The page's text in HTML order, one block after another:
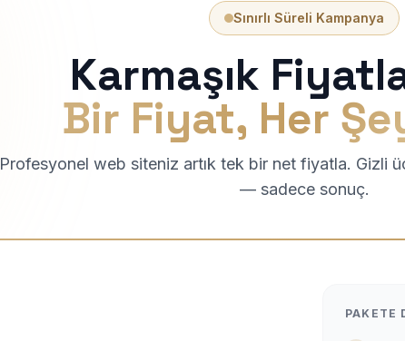
Sınırlı Süreli Kampanya
Karmaşık
Bir Fiyat, Her
Profesyonel web siteniz artık tek bir net fiyatla. Gizli
— sadece sonuç.
PAKETE